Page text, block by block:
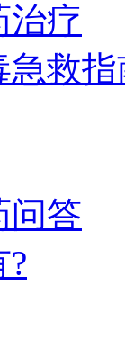
治疗
急救指
问答